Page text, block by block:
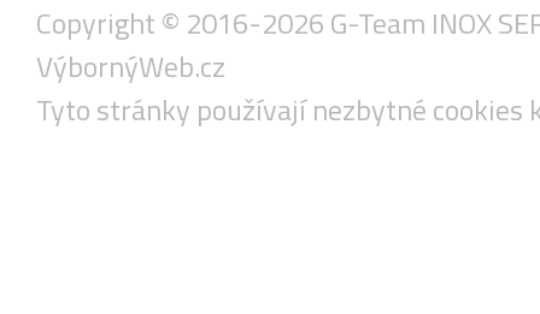
Copyright © 2016-2026 G-Team INOX
VýbornýWeb.cz
Tyto stránky používají nezbytné cookies